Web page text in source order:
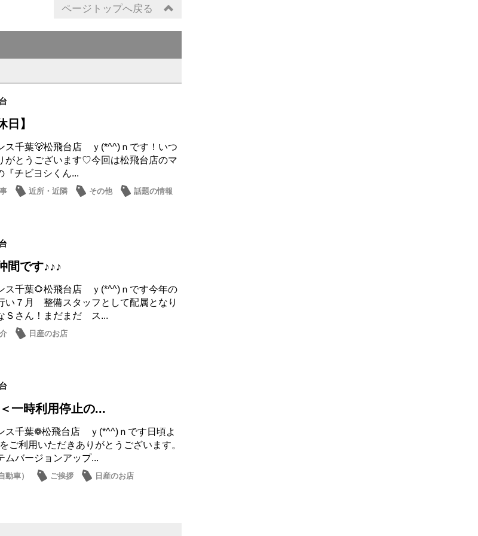
ページトップへ戻る
日】
ス千葉🐻松飛台店 ｙ(*^^)ｎです！いつ
がとうございます♡今回は松飛台店のマ
チビヨシくん...
近所・近隣 その他 話題の情報
間です♪♪♪
ス千葉🌻松飛台店 ｙ(*^^)ｎです今年の
い７月 整備スタッフとして配属となり
Ｓさん！まだまだ ス...
日産のお店
一時利用停止の...
ス千葉❁松飛台店 ｙ(*^^)ｎです日頃よ
ご利用いただきありがとうございます。
ムバージョンアップ...
動車） ご挨拶
日産のお店